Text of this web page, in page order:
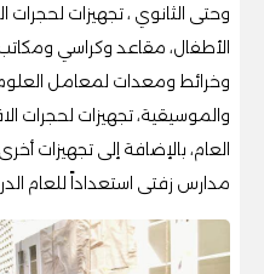
وحتى الثانوي ، تجهيزات لحجرات
الأطفال، مقاعد وكراسي
وخرائط ومعدات لمعامل العلوم،
والموسيقية، تجهيزات لحجرات
العام، بالإضافة إلى تجهيزات
مدارس زفتى استعداداً للعام